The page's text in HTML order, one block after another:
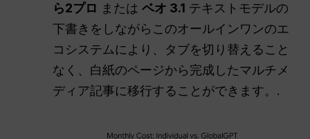
ら2プロ またはベオ 3.1 テキストモデルの
下書きをしながらこのオールインワンのエ
コシステムにより、タブを切り替えること
なく、白紙のページから完成したマルチメ
ディア記事に移行することができます。.